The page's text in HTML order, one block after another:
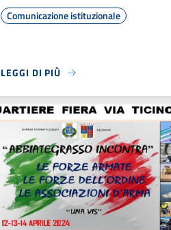
Comunicazione istituzionale
LEGGI DI PIÙ